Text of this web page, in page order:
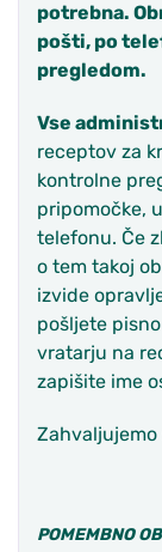
potrebna.
pošti, po
pregledom.
Vse
receptov za
kontrolne
pripomočke,
telefonu. Če
o tem takoj
izvide
pošljete
vratarju na
zapišite ime
Zahvaljujemo
POMEMBNO